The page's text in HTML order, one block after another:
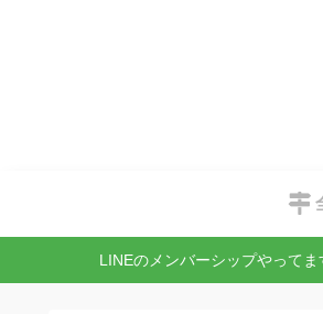
LINEのメンバーシップやって